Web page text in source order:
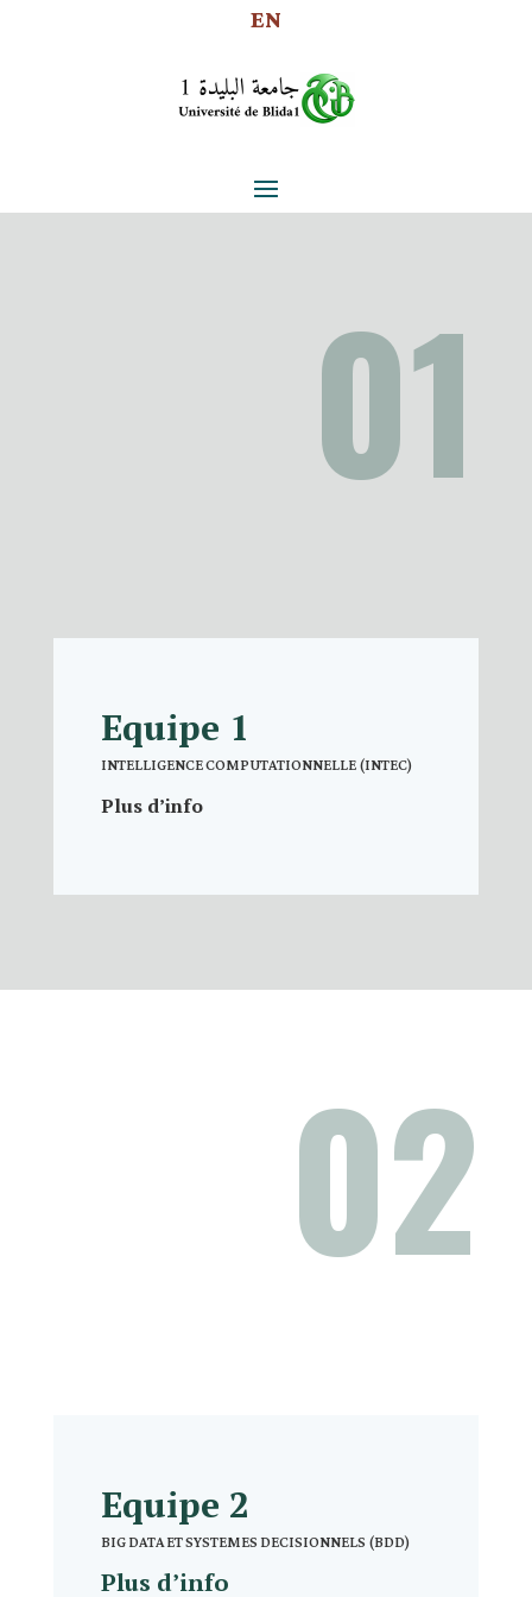
EN
01
Equipe 1
INTELLIGENCE COMPUTATIONNELLE (INTEC)
Plus d’info
02
Equipe 2
BIG DATA ET SYSTEMES DECISIONNELS (BDD)
Plus d’info